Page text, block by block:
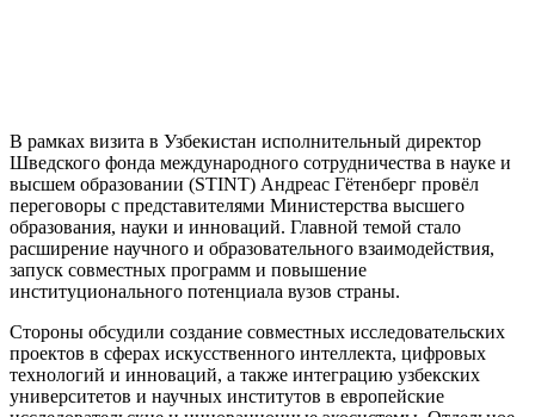
В рамках визита в Узбекистан исполнительный директор
Шведского фонда международного сотрудничества в науке и
высшем образовании (STINT) Андреас Гётенберг провёл
переговоры с представителями Министерства высшего
образования, науки и инноваций. Главной темой стало
расширение научного и образовательного взаимодействия,
запуск совместных программ и повышение
институционального потенциала вузов страны.
Стороны обсудили создание совместных исследовательских
проектов в сферах искусственного интеллекта, цифровых
технологий и инноваций, а также интеграцию узбекских
университетов и научных институтов в европейские